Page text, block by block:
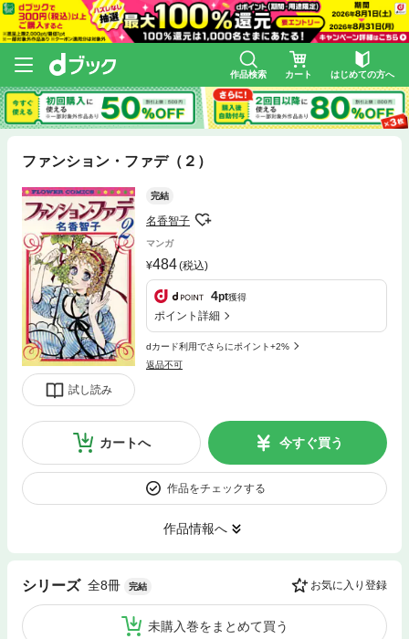
作品検索 カート はじめての方へ
ファンション・ファデ（２）
試し読み
完結
名香智子
マンガ
484(税込)
4pt獲得
ポイント詳細
dカード利用でさらにポイント+2%
返品不可
カートへ 今すぐ買う
作品をチェックする
作品情報へ
シリーズ 全8冊 完結 お気に入り登録
未購入巻をまとめて買う